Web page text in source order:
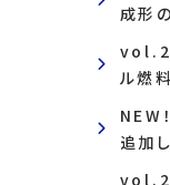
成形
ル燃
NEW
追加